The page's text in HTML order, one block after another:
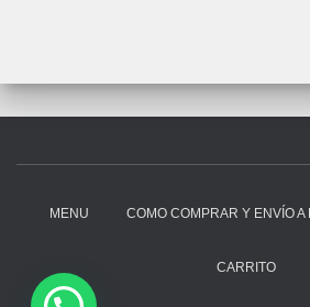
MENU COMO COMPRAR Y ENVÍO A
CARRITO